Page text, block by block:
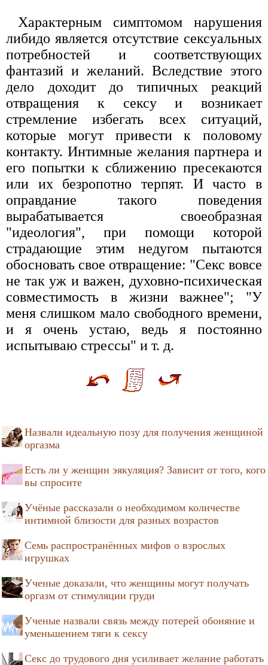
Характерным симптомом нарушения
либидо является отсутствие сексуальных
потребностей и соответствующих
фантазий и желаний. Вследствие этого
дело доходит до типичных реакций
отвращения к сексу и возникает
стремление избегать всех ситуаций,
которые могут привести к половому
контакту. Интимные желания партнера и
его попытки к сближению пресекаются
или их безропотно терпят. И часто в
оправдание такого поведения
вырабатывается своеобразная
"идеология", при помощи которой
страдающие этим недугом пытаются
обосновать свое отвращение: "Секс вовсе
не так уж и важен, духовно-психическая
совместимость в жизни важнее"; "У
меня слишком мало свободного времени,
и я очень устаю, ведь я постоянно
испытываю стрессы" и т. д.
Назвали идеальную позу для получения женщиной
оргазма
Есть ли у женщин эякуляция? Зависит от того, кого
вы спросите
Учёные рассказали о необходимом количестве
интимной близости для разных возрастов
Семь распространённых мифов о взрослых
игрушках
Ученые доказали, что женщины могут получать
оргазм от стимуляции груди
Ученые назвали связь между потерей обоняние и
уменьшением тяги к сексу
Секс до трудового дня усиливает желание работать